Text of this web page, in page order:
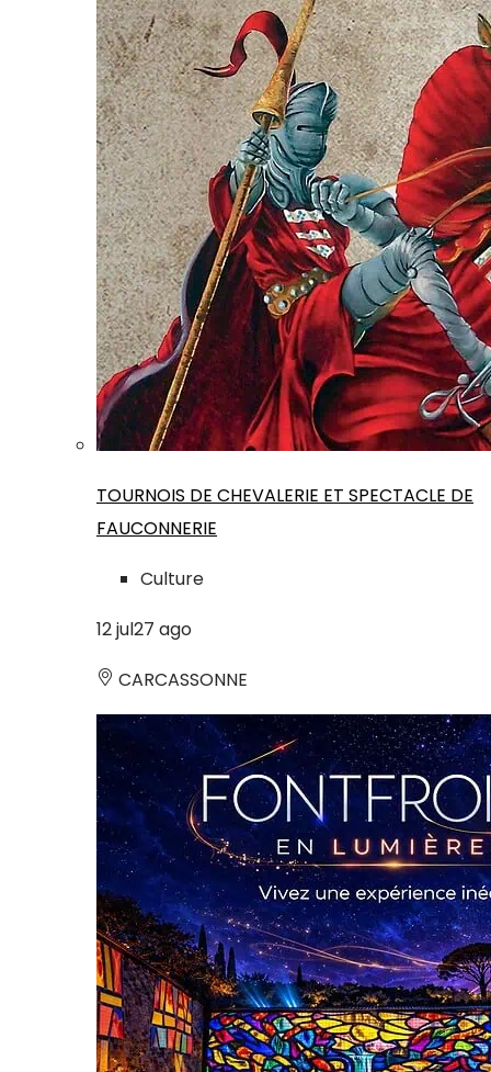
TOURNOIS DE CHEVALERIE ET SPECTACLE DE
FAUCONNERIE
Culture
12jul27 ago
CARCASSONNE